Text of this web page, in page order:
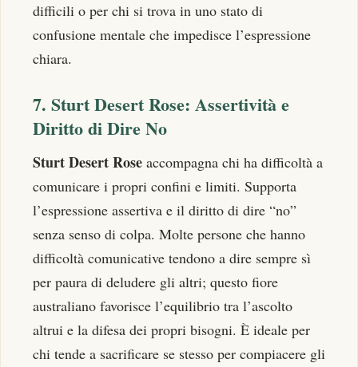
difficili o per chi si trova in uno stato di
confusione mentale che impedisce l’espressione
chiara.
7. Sturt Desert Rose: Assertività e
Diritto di Dire No
Sturt Desert Rose accompagna chi ha difficoltà a
comunicare i propri confini e limiti. Supporta
l’espressione assertiva e il diritto di dire “no”
senza senso di colpa. Molte persone che hanno
difficoltà comunicative tendono a dire sempre sì
per paura di deludere gli altri; questo fiore
australiano favorisce l’equilibrio tra l’ascolto
altrui e la difesa dei propri bisogni. È ideale per
chi tende a sacrificare se stesso per compiacere gli